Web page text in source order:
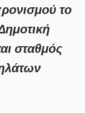
το
σταθμός